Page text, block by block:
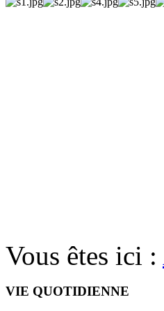
Vous êtes ici :
VIE QUOTIDIENNE